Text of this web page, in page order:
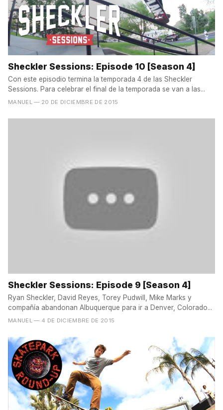
Sheckler Sessions: Episode 10 [Season 4]
Con este episodio termina la temporada 4 de las Sheckler
Sessions. Para celebrar el final de la temporada se van a las...
MANUEL — 20 DE DICIEMBRE DE 2015
Sheckler Sessions: Episode 9 [Season 4]
Ryan Sheckler, David Reyes, Torey Pudwill, Mike Marks y
compañía abandonan Albuquerque para ir a Denver, Colorado...
MANUEL — 4 DE DICIEMBRE DE 2015